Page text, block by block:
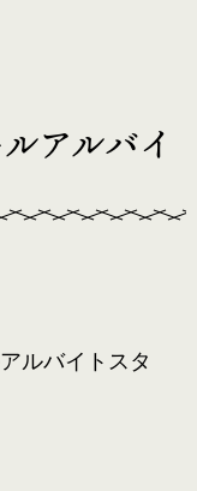
アルバイ
ルバイトスタ